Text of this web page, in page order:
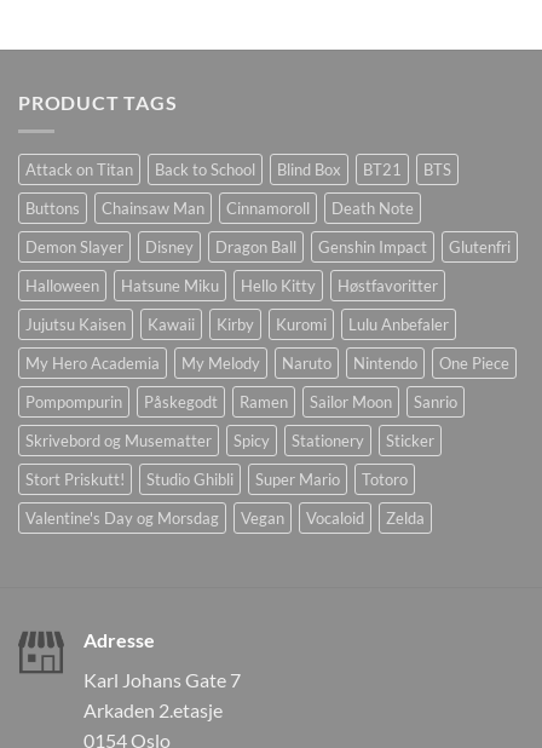
PRODUCT TAGS
Attack on Titan Back to School Blind Box BT21
BTS
Buttons
Chainsaw Man Cinnamoroll
Death Note
Demon Slayer
Disney Dragon Ball Genshin Impact
Glutenfri
Halloween
Hatsune Miku Hello Kitty
Høstfavoritter
Jujutsu Kaisen
Kawaii Kirby Kuromi
Lulu Anbefaler
My Hero Academia
My Melody Naruto Nintendo
One Piece
Pompompurin
Påskegodt Ramen Sailor Moon
Sanrio
Skrivebord og Musematter
Spicy Stationery
Sticker
Stort Priskutt!
Studio Ghibli Super Mario
Totoro
Valentine's Day og Morsdag
Vegan Vocaloid Zelda
Adresse
Karl Johans Gate 7
Arkaden 2.etasje
0154 Oslo